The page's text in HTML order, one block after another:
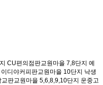
CU편의점판교원마을 7,8단지 예
디야커피 판교원마을 10단지 낙생
교판교원마을 5,6,8,9,10단지 운중고